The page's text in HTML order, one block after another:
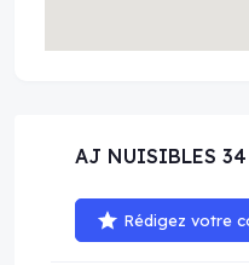
AJ NUISIBLES 34
Rédigez votre